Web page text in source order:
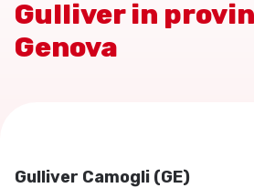
Gulliver in
Genova
Gulliver Camogli (GE)